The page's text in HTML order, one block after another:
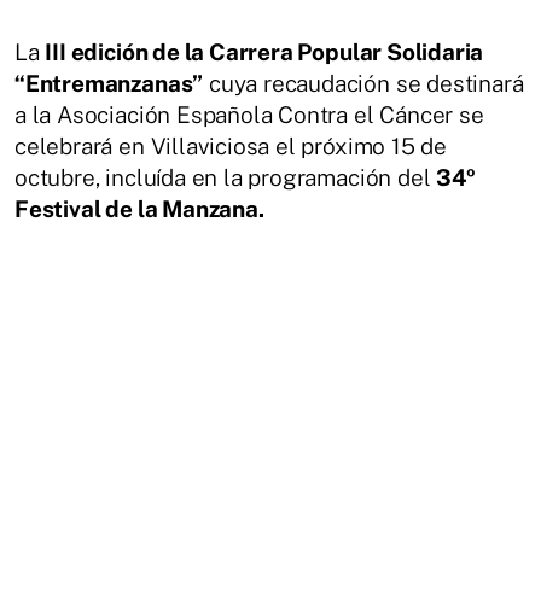
La III edición de la Carrera Popular Solidaria
“Entremanzanas” cuya recaudación se destinará
a la Asociación Española Contra el Cáncer se
celebrará en Villaviciosa el próximo 15 de
octubre, incluída en la programación del 34º
Festival de la Manzana.